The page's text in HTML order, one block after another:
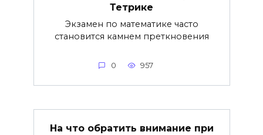
Тетрике
Экзамен по математике часто
становится камнем преткновения
0 957
На что обратить внимание при